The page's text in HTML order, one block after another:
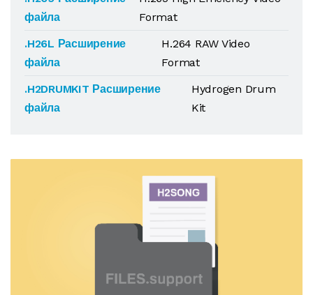
файла
Format
.H26L Расширение
файла
H.264 RAW Video
Format
.H2DRUMKIT Расширение
файла
Hydrogen Drum
Kit